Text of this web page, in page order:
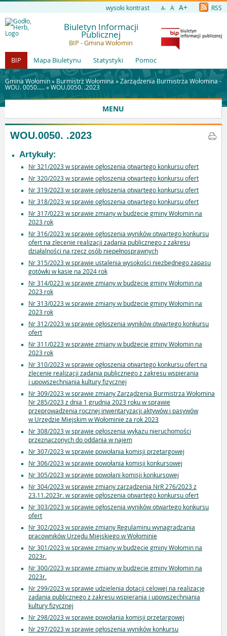
wysoki kontrast A- A A+ RSS
Biuletyn Informacji
Publicznej
BIP - Gmina Wołomin
BIP
Mapa Biuletynu Statystyki Pomoc
Gmina Wołomin » Burmistrz Wołomina »Zarządzenia Burmistrza Wołomina -
WOU. 0050.....»WOU.0050. .2023
MENU
WOU.0050. .2023
Artykuły:
Nr 321/2023 w sprawie ogłoszenia otwartego konkursu ofert
Nr 320/2023 w sprawie ogłoszenia otwartego konkursu ofert
Nr 319/2023 w sprawie ogłoszenia otwartego konkursu ofert
Nr 318/2023 w sprawie ogłoszenia otwartego konkursu ofert
Nr 317/0223 w sprawie zmiany w budżecie gminy Wołomin na
2023 rok
Nr 316/2023 w sprawie ogłoszenia wyników otwartego konkursu
ofert na zlecenie realizacji zadania publicznego z zakresu
działalności na rzecz osób niepełnosprawnych
Nr 315/2023 w sprawie ustalenia wysokości niezbędnego zapasu
gotówki w kasie na 2024 rok
Nr 314/0223 w sprawie zmiany w budżecie gminy Wołomin na
2023 rok
Nr 313/0223 w sprawie zmiany w budżecie gminy Wołomin na
2023 rok
Nr 312/2023 w sprawie ogłoszenia wyników otwartego konkursu
ofert
Nr 311/0223 w sprawie zmiany w budżecie gminy Wołomin na
2023 rok
Nr 310/2023 w sprawie ogłoszenia otwartego konkursu ofert na
zlecenie realizacji zadania publicznego z zakresu wspierania
i upowszechniania kultury fizycznej
Nr 309/2023 w sprawie zmiany Zarządzenia Burmistrza Wołomina
Nr 285/2023 z dnia 1 grudnia 2023 roku w sprawie
przeprowadzenia rocznej inwentaryzacji aktywów i pasywów
w Urzędzie Miejskim w Wołominie za rok 2023
Nr 308/2023 w sprawie ogłoszenia wykazu nieruchomości
przeznaczonych do oddania w najem
Nr 307/2023 w sprawie powołania komisji przetargowej
Nr 306/2023 w sprawie powołania komisji konkursowej
Nr 305/2023 w sprawie powołani komisji konkursowej
Nr 304/2023 w sprawie zmiany zarządzenia NrR 276/2023 z
23.11.2023r. w sprawie ogłoszenia otwartego konkursu ofert
Nr 303/2023 w sprawie ogłoszenia wyników otwartego konkursu
ofert
Nr 302/2023 w sprawie zmiany Regulaminu wynagradzania
pracowników Urzędu Miejskiego w Wołominie
Nr 301/2023 w sprawie zmiany w budżecie gminy Wołomin na
2023r.
Nr 300/2023 w sprawie zmiany w budżecie gminy Wołomin na
2023r.
Nr 299/2023 w sprawie udzielenia dotacji celowej na realizację
zadania publicznego z zakresu wspierania i upowszechniania
kultury fizycznej
Nr 298/2023 w sprawie powołania komisji przetargowej
Nr 297/2023 w sprawie ogłoszenia wyników konkursu